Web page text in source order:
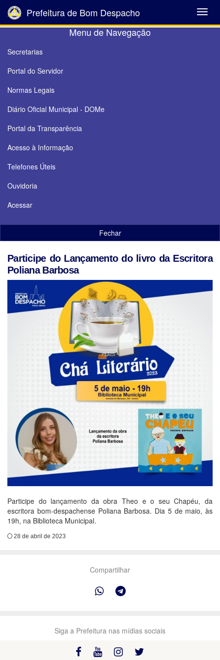
Abrir
Menu
Prefeitura de Bom Despacho
Menu de Navegação
Secretarias
Portal do Servidor
Normas Legais
Diário Oficial Municipal - DOMe
Portal da Transparência
Acesso à Informação
Telefones Úteis
Ouvidoria
Acessar
Fechar
Participe do Lançamento do livro da Escritora
Poliana Barbosa
Participe do lançamento da obra Theo e o seu Chapéu, da
escritora bom-despachense Poliana Barbosa. Dia 5 de maio, às
19h, na Biblioteca Municipal.
28 de abril de 2023
Compartilhar
Siga a Prefeitura nas mídias sociais